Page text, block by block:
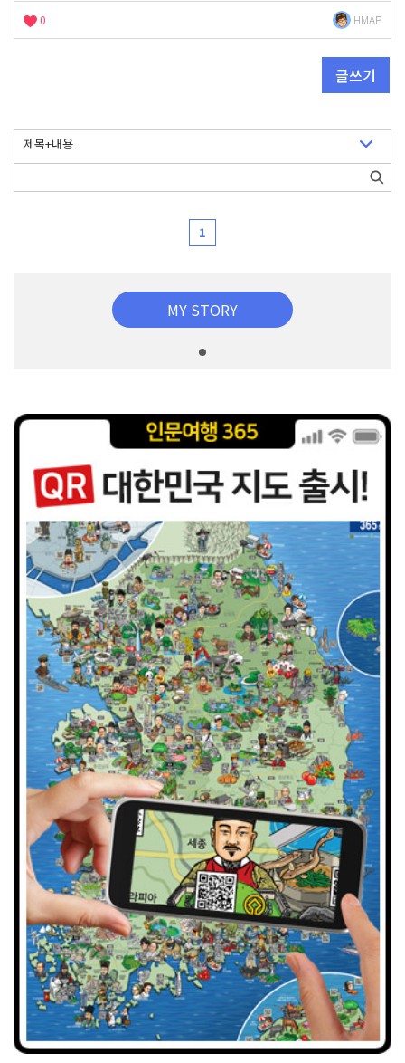
0 HMAP
글쓰기
1
MY STORY